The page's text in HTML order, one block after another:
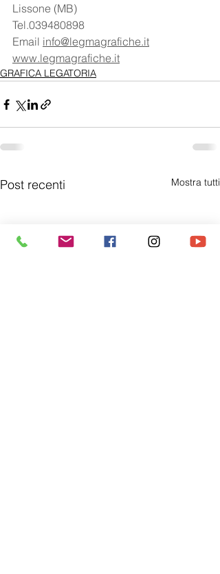
Lissone (MB)﻿
Tel.039480898
Email info@legmagrafiche.it
www.legmagrafiche.it
GRAFICA LEGATORIA
Post recenti Mostra tutti